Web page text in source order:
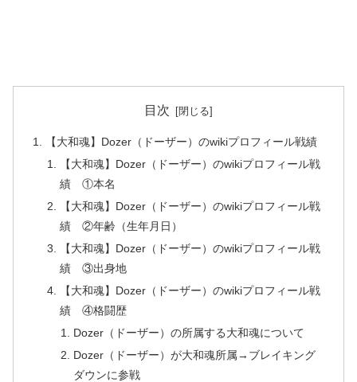
目次
【大和魂】Dozer（ドーザー）のwikiプロフィール戦績
【大和魂】Dozer（ドーザー）のwikiプロフィール戦
績 ①本名
【大和魂】Dozer（ドーザー）のwikiプロフィール戦
績 ②年齢（生年月日）
【大和魂】Dozer（ドーザー）のwikiプロフィール戦
績 ③出身地
【大和魂】Dozer（ドーザー）のwikiプロフィール戦
績 ④格闘歴
Dozer（ドーザー）の所属する大和魂について
Dozer（ドーザー）が大和魂所属→ブレイキング
ダウンに参戦